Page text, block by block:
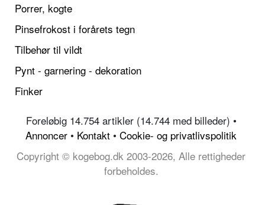
Porrer, kogte
Pinsefrokost i forårets tegn
Tilbehør til vildt
Pynt - garnering - dekoration
Finker
Foreløbig 14.754 artikler (14.744 med billeder) •
Annoncer • Kontakt • Cookie- og privatlivspolitik
Copyright © kogebog.dk 2003-2026, Alle rettigheder
forbeholdes.